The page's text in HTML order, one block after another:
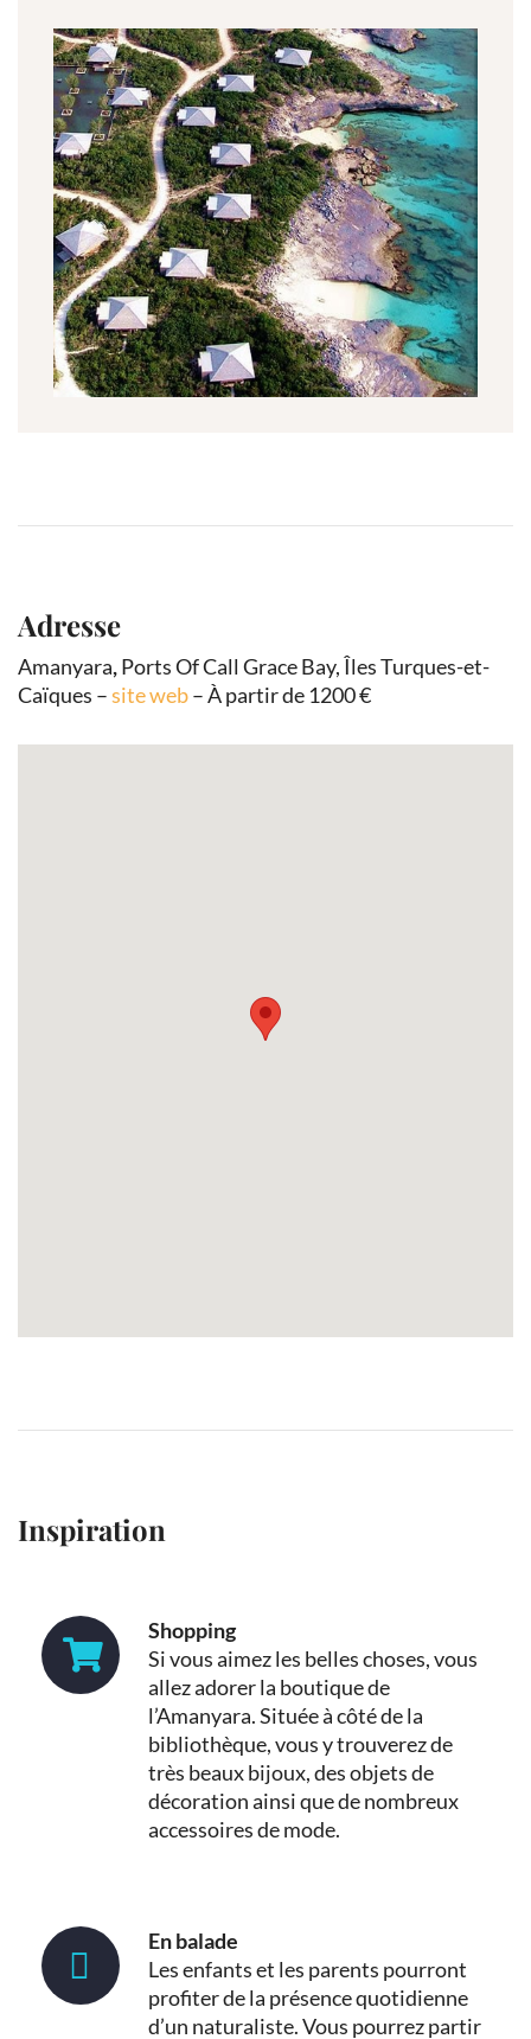
Adresse
Amanyara,Ports Of Call Grace Bay, Îles Turques-et-
Caïques –site web– À partir de 1200 €
Inspiration
Shopping
Si vous aimez les belles choses, vous
allez adorer la boutique de
l’Amanyara. Située à côté de la
bibliothèque, vous y trouverez de
très beaux bijoux, des objets de
décoration ainsi que de nombreux
accessoires de mode.
En balade
Les enfants et les parents pourront
profiter de la présence quotidienne
d’un naturaliste. Vous pourrez partir